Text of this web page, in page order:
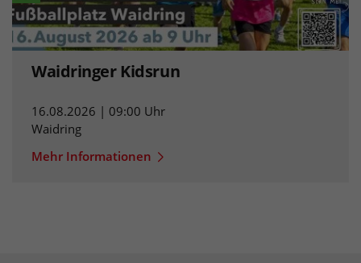
Waidringer Kidsrun
16.08.2026 | 09:00 Uhr
Waidring
Mehr Informationen